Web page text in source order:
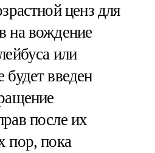
ценз для
на вождение
или
будет введен
после их
пор, пока